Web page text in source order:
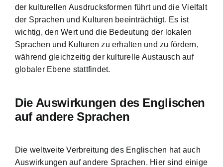
der kulturellen Ausdrucksformen führt und die Vielfalt
der Sprachen und Kulturen beeinträchtigt. Es ist
wichtig, den Wert und die Bedeutung der lokalen
Sprachen und Kulturen zu erhalten und zu fördern,
während gleichzeitig der kulturelle Austausch auf
globaler Ebene stattfindet.
Die Auswirkungen des Englischen
auf andere Sprachen
Die weltweite Verbreitung des Englischen hat auch
Auswirkungen auf andere Sprachen. Hier sind einige